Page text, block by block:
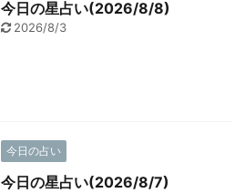
今日の星占い(2026/8/8)
2026/8/3
今日の占い
今日の星占い(2026/8/7)